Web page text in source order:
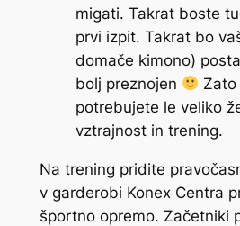
migati. Takrat boste
prvi izpit. Takrat bo
domače kimono)
bolj preznojen
potrebujete le veliko
vztrajnost in trening.
Na trening pridite
v garderobi Konex Centra
športno opremo. Začetniki